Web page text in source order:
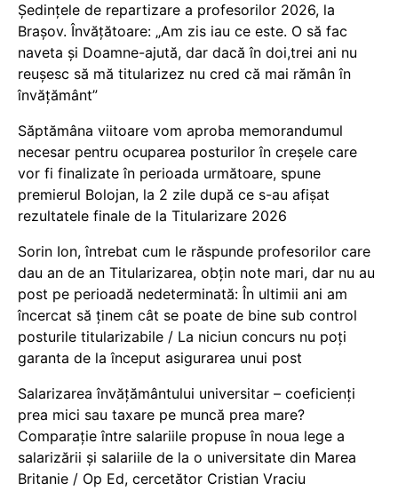
Ședințele de repartizare a profesorilor 2026, la
Brașov. Învățătoare: „Am zis iau ce este. O să fac
naveta și Doamne-ajută, dar dacă în doi,trei ani nu
reușesc să mă titularizez nu cred că mai rămân în
învățământ”
Săptămâna viitoare vom aproba memorandumul
necesar pentru ocuparea posturilor în creșele care
vor fi finalizate în perioada următoare, spune
premierul Bolojan, la 2 zile după ce s-au afișat
rezultatele finale de la Titularizare 2026
Sorin Ion, întrebat cum le răspunde profesorilor care
dau an de an Titularizarea, obțin note mari, dar nu au
post pe perioadă nedeterminată: În ultimii ani am
încercat să ținem cât se poate de bine sub control
posturile titularizabile / La niciun concurs nu poți
garanta de la început asigurarea unui post
Salarizarea învățământului universitar – coeficienți
prea mici sau taxare pe muncă prea mare?
Comparație între salariile propuse în noua lege a
salarizării și salariile de la o universitate din Marea
Britanie / Op Ed, cercetător Cristian Vraciu